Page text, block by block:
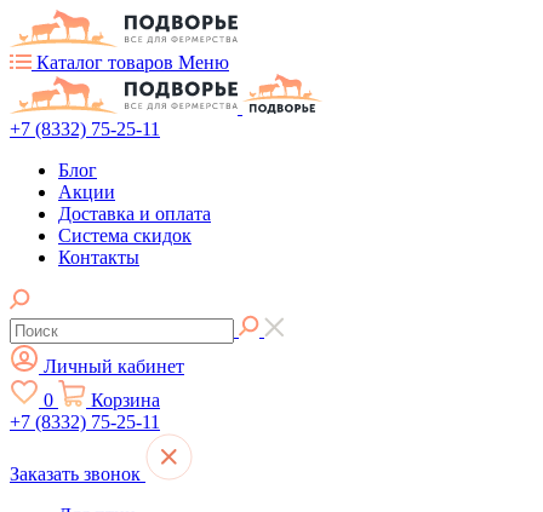
Каталог товаров Меню
+7 (8332) 75-25-11
Блог
Акции
Доставка и оплата
Система скидок
Контакты
Личный кабинет
0
Корзина
+7 (8332) 75-25-11
Заказать звонок